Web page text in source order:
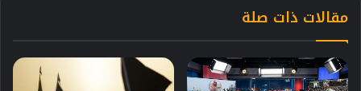
مقالات ذات صلة